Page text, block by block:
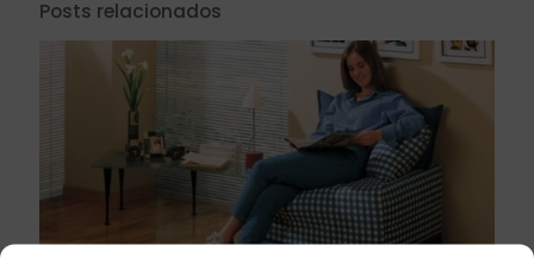
Posts relacionados